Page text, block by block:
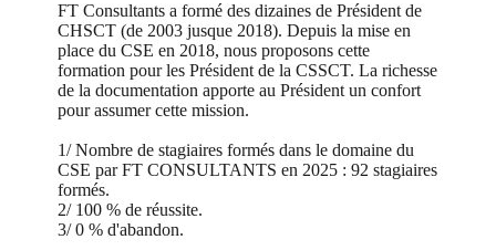
FT Consultants a formé des dizaines de Président de
CHSCT (de 2003 jusque 2018). Depuis la mise en
place du CSE en 2018, nous proposons cette
formation pour les Président de la CSSCT. La richesse
de la documentation apporte au Président un confort
pour assumer cette mission.
1/ Nombre de stagiaires formés dans le domaine du
CSE par FT CONSULTANTS en 2025 : 92 stagiaires
formés.
2/ 100 % de réussite.
3/ 0 % d'abandon.